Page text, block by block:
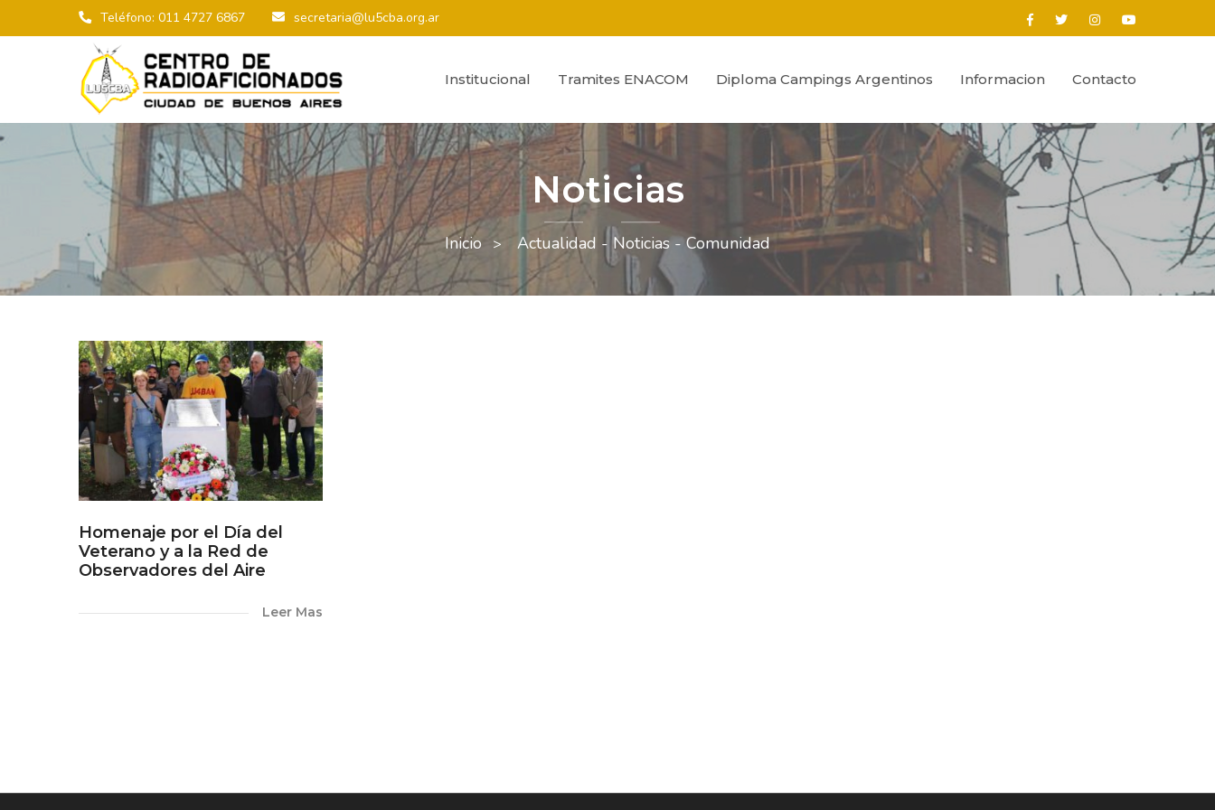
Teléfono: 011 4727 6867 secretaria@lu5cba.org.ar
Institucional Tramites ENACOM Diploma Campings Argentinos Informacion Contacto
Noticias
Inicio Actualidad - Noticias - Comunidad
Homenaje por el Día del
Veterano y a la Red de
Observadores del Aire
Leer Mas